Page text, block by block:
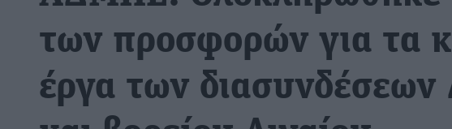
των προσφορών για τα
έργα των